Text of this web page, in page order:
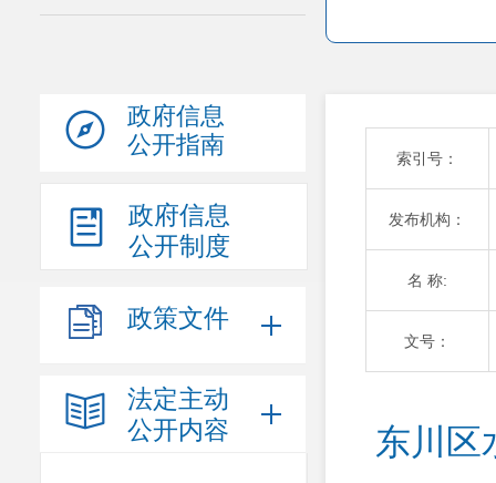
政府信息
公开指南
政府信息
公开制度
政策文件
法定主动
公开内容
索引号：
发布机构：
名 称:
文号：
东川区